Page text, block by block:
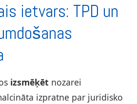
ietvars: TPD un
izsmēķēt nozarei
izpratne par juridisko